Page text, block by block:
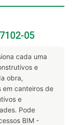
05
cada uma
e
obra,
em canteiros de
e
Pode
BIM -